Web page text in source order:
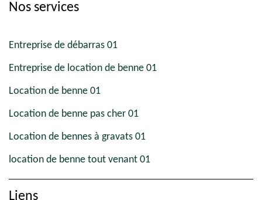
Nos services
Entreprise de débarras 01
Entreprise de location de benne 01
Location de benne 01
Location de benne pas cher 01
Location de bennes à gravats 01
location de benne tout venant 01
Liens